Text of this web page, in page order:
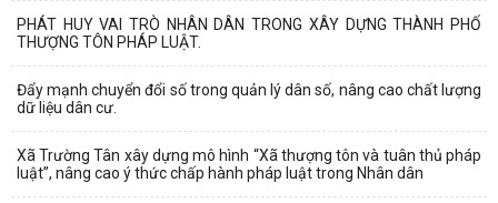
PHÁT HUY VAI TRÒ NHÂN DÂN TRONG XÂY DỰNG THÀNH PHỐ
THƯỢNG TÔN PHÁP LUẬT.
Đẩy mạnh chuyển đổi số trong quản lý dân số, nâng cao chất lượng
dữ liệu dân cư.
Xã Trường Tân xây dựng mô hình “Xã thượng tôn và tuân thủ pháp
luật”, nâng cao ý thức chấp hành pháp luật trong Nhân dân